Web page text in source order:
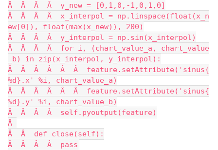
Â  Â  Â  Â  y_new = [0,1,0,-1,0,1,0]
Â  Â  Â  Â  x_interpol = np.linspace(float(x_n
ew[0]), float(max(x_new)), 200)
Â  Â  Â  Â  y_interpol = np.sin(x_interpol)
Â  Â  Â  Â  for i, (chart_value_a, chart_value
_b) in zip(x_interpol, y_interpol):
Â  Â  Â  Â  Â  Â  feature.setAttribute('sinus{
%d}.x' %i, chart_value_a)
Â  Â  Â  Â  Â  Â  feature.setAttribute('sinus{
%d}.y' %i, chart_value_b)
Â  Â  Â  Â  self.pyoutput(feature)
Â
Â  Â  def close(self):
Â  Â  Â  Â  pass